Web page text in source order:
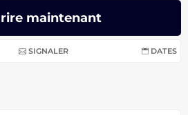
maintenant
SIGNALER DATES